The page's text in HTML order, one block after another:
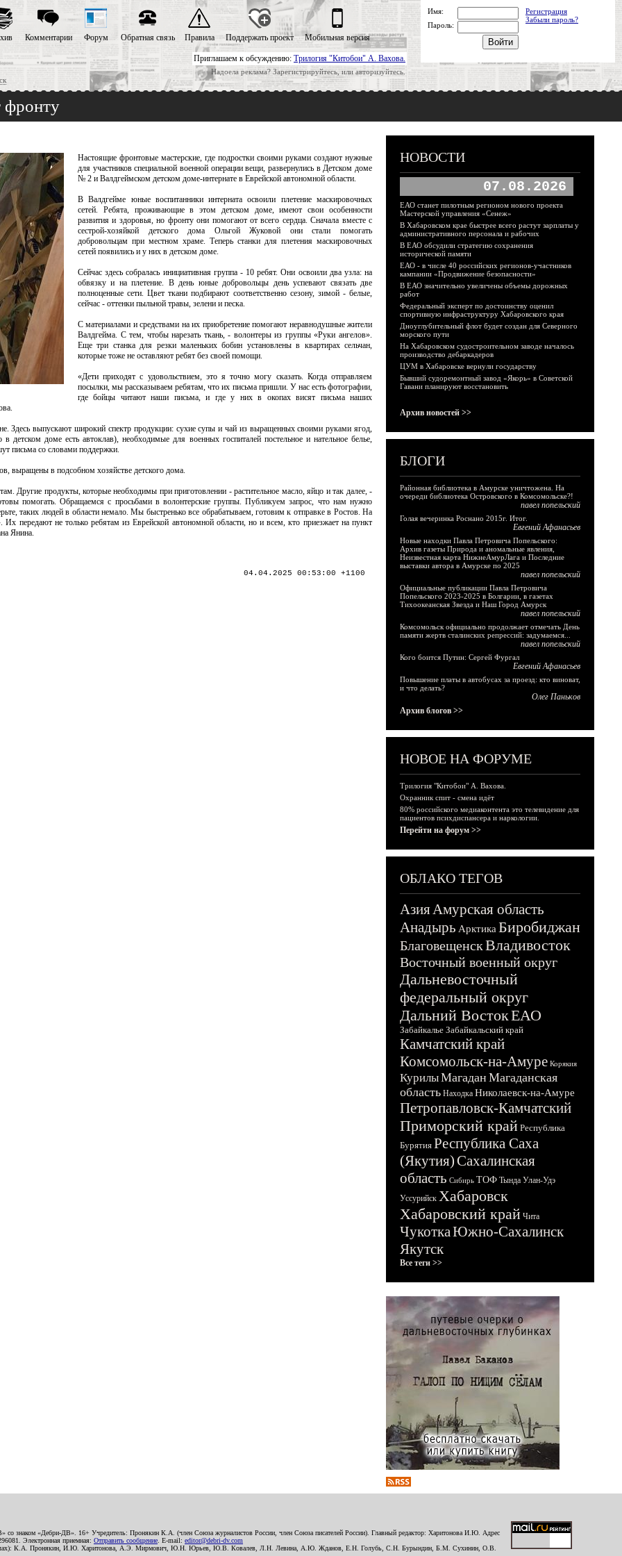
Приглашаем к обсуждению: Трилогия "Китобои" А. Вахова.
Надоела реклама? Зарегистрируйтесь, или авторизуйтесь.
Комментарии Форум Обратная связь Правила Поддержать проект Мобильная версия
Имя:
Регистрация
Забыли пароль?
Пароль:
Настоящие фронтовые мастерские, где подростки своими руками создают нужные
для участников специальной военной операции вещи, развернулись в Детском доме
№ 2 и Валдгеймском детском доме-интернате в Еврейской автономной области.
В Валдгейме юные воспитанники интерната освоили плетение маскировочных
сетей. Ребята, проживающие в этом детском доме, имеют свои особенности
развития и здоровья, но фронту они помогают от всего сердца. Сначала вместе с
сестрой-хозяйкой детского дома Ольгой Жуковой они стали помогать
добровольцам при местном храме. Теперь станки для плетения маскировочных
сетей появились и у них в детском доме.
Сейчас здесь собралась инициативная группа - 10 ребят. Они освоили два узла: на
обвязку и на плетение. В день юные добровольцы день успевают связать две
полноценные сети. Цвет ткани подбирают соответственно сезону, зимой - белые,
сейчас - оттенки пыльной травы, зелени и песка.
С материалами и средствами на их приобретение помогают неравнодушные жители
Валдгейма. С тем, чтобы нарезать ткань, - волонтеры из группы «Руки ангелов».
Еще три станка для резки маленьких бобин установлены в квартирах сельчан,
которые тоже не оставляют ребят без своей помощи.
«Дети приходят с удовольствием, это я точно могу сказать. Когда отправляем
посылки, мы рассказываем ребятам, что их письма пришли. У нас есть фотографии,
где бойцы читают наши письма, и где у них в окопах висят письма наших
Здесь выпускают широкий спектр продукции: сухие супы и чай из выращенных своими руками ягод,
детском доме есть автоклав), необходимые для военных госпиталей постельное и нательное белье,
письма со словами поддержки.
выращены в подсобном хозяйстве детского дома.
Другие продукты, которые необходимы при приготовлении - растительное масло, яйцо и так далее, -
помогать. Обращаемся с просьбами в волонтерские группы. Публикуем запрос, что нам нужно
таких людей в области немало. Мы быстренько все обрабатываем, готовим к отправке в Ростов. На
передают не только ребятам из Еврейской автономной области, но и всем, кто приезжает на пункт
Янина.
04.04.2025 00:53:00 +1100
НОВОСТИ
07.08.2026
ЕАО станет пилотным регионом нового проекта
Мастерской управления «Сенеж»
В Хабаровском крае быстрее всего растут зарплаты у
административного персонала и рабочих
В ЕАО обсудили стратегию сохранения
исторической памяти
ЕАО - в числе 40 российских регионов-участников
кампании «Продвижение безопасности»
В ЕАО значительно увеличены объемы дорожных
работ
Федеральный эксперт по достоинству оценил
спортивную инфраструктуру Хабаровского края
Дноуглубительный флот будет создан для Северного
морского пути
На Хабаровском судостроительном заводе началось
производство дебаркадеров
ЦУМ в Хабаровске вернули государству
Бывший судоремонтный завод «Якорь» в Советской
Гавани планируют восстановить
Архив новостей >>
БЛОГИ
Районная библиотека в Амурске уничтожена. На
очереди библиотека Островского в Комсомольске?!
павел попельский
Голая вечеринка Роснано 2015г. Итог.
Евгений Афанасьев
Новые находки Павла Петровича Попельского:
Архив газеты Природа и аномальные явления,
Неизвестная карта НижнеАмурЛага и Последние
выставки автора в Амурске по 2025
павел попельский
Официальные публикации Павла Петровича
Попельского 2023-2025 в Болгарии, в газетах
Тихоокеанская Звезда и Наш Город Амурск
павел попельский
Комсомольск официально продолжает отмечать День
памяти жертв сталинских репрессий: задумаемся...
павел попельский
Кого боится Путин: Сергей Фургал
Евгений Афанасьев
Повышение платы в автобусах за проезд: кто виноват,
и что делать?
Олег Паньков
Архив блогов >>
НОВОЕ НА ФОРУМЕ
Трилогия "Китобои" А. Вахова.
Охранник спит - смена идёт
80% российского медиаконтента это телевидение для
пациентов психдиспансера и наркологии.
Перейти на форум >>
ОБЛАКО ТЕГОВ
АзияАмурская область
Анадырь Арктика Биробиджан
БлаговещенскВладивосток
Восточный военный округ
Дальневосточный
федеральный округ
Дальний ВостокЕАО
Забайкалье Забайкальский край
Камчатский край
Комсомольск-на-Амуре Корякия
КурилыМагадан Магаданская
область Находка Николаевск-на-Амуре
Петропавловск-Камчатский
Приморский край Республика
Бурятия Республика Саха
(Якутия)Сахалинская
область Сибирь ТОФ Тында Улан-Удэ
Уссурийск Хабаровск
Хабаровский край Чита
ЧукоткаЮжно-Сахалинск
Якутск
Все теги >>
со знаком «Дебри-ДВ». 16+ Учредитель: Пронякин К.А. (член Союза журналистов России, член Союза писателей России). Главный редактор: Харитонова И.Ю. Адрес
Электронная приемная: Отправить сообщение . E-mail: editor@debri-dv.com
началах): К.А. Пронякин, И.Ю. Харитонова, А.Э. Мирмович, Ю.Н. Юрьев, Ю.В. Ковалев, Л.Н. Левина, А.Ю. Жданов, Е.Н. Голубь, С.Н. Бурындин, Б.М. Сухинин, О.В.